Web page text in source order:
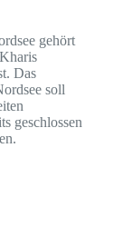
gehört
Das
soll
geschlossen